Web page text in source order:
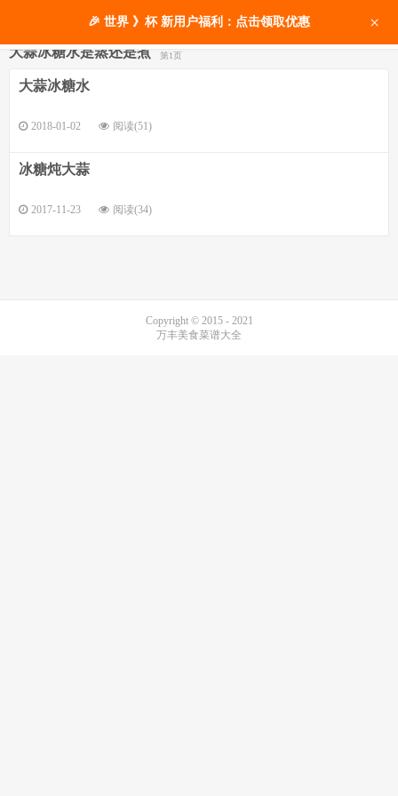
大蒜冰糖水是蒸还是煮 第1页
大蒜冰糖水
2018-01-02 阅读(51)
冰糖炖大蒜
2017-11-23 阅读(34)
Copyright © 2015 - 2021
万丰美食菜谱大全
🎉 世界 》杯 新用户福利：点击领取优惠 ×